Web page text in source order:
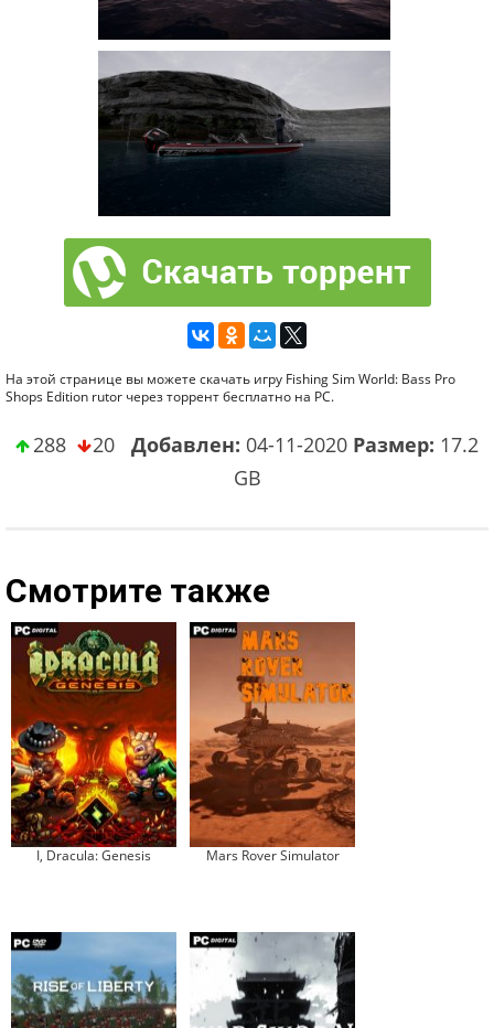
На этой странице вы можете скачать игру Fishing Sim World: Bass Pro
Shops Edition rutor через торрент бесплатно на PC.
288 20 Добавлен: 04-11-2020 Размер: 17.2
GB
Смотрите также
I, Dracula: Genesis Mars Rover Simulator